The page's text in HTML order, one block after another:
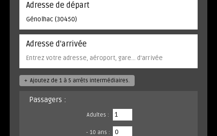
Adresse de départ
Adresse d'arrivée
Ajoutez de 1 à 5 arrêts intermédiaires.
+
Passagers :
Adultes :
- 10 ans :